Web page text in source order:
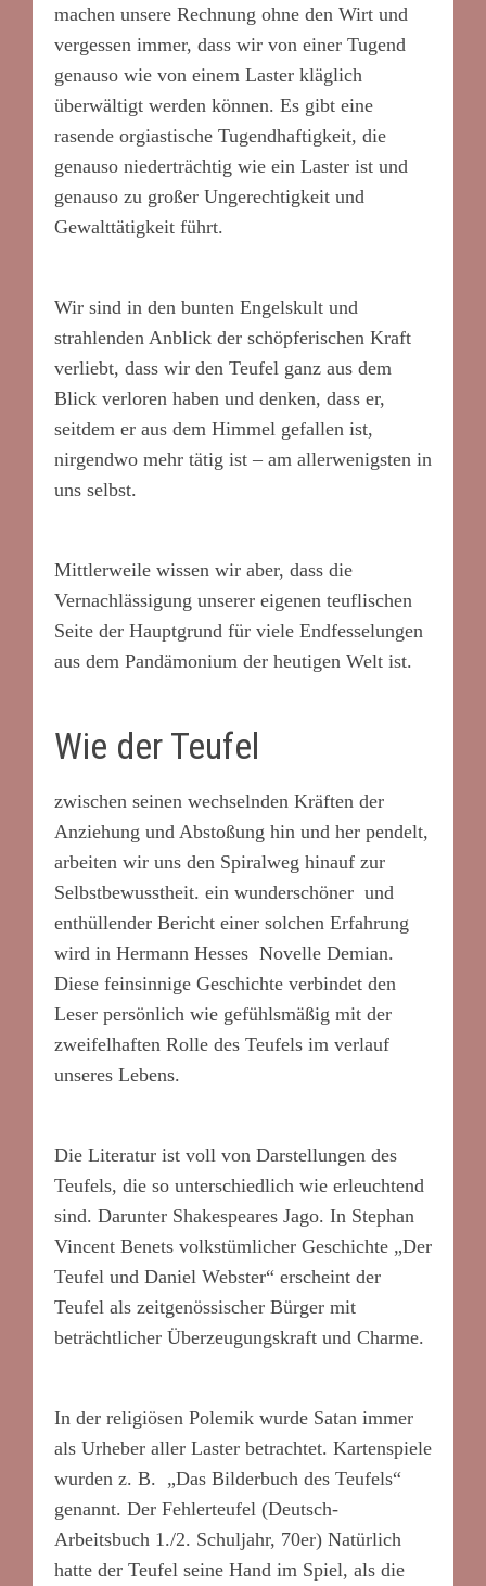
machen unsere Rechnung ohne den Wirt und
vergessen immer, dass wir von einer Tugend
genauso wie von einem Laster kläglich
überwältigt werden können. Es gibt eine
rasende orgiastische Tugendhaftigkeit, die
genauso niederträchtig wie ein Laster ist und
genauso zu großer Ungerechtigkeit und
Gewalttätigkeit führt.
Wir sind in den bunten Engelskult und
strahlenden Anblick der schöpferischen Kraft
verliebt, dass wir den Teufel ganz aus dem
Blick verloren haben und denken, dass er,
seitdem er aus dem Himmel gefallen ist,
nirgendwo mehr tätig ist – am allerwenigsten in
uns selbst.
Mittlerweile wissen wir aber, dass die
Vernachlässigung unserer eigenen teuflischen
Seite der Hauptgrund für viele Endfesselungen
aus dem Pandämonium der heutigen Welt ist.
Wie der Teufel
zwischen seinen wechselnden Kräften der
Anziehung und Abstoßung hin und her pendelt,
arbeiten wir uns den Spiralweg hinauf zur
Selbstbewusstheit. ein wunderschöner und
enthüllender Bericht einer solchen Erfahrung
wird in Hermann Hesses Novelle Demian.
Diese feinsinnige Geschichte verbindet den
Leser persönlich wie gefühlsmäßig mit der
zweifelhaften Rolle des Teufels im verlauf
unseres Lebens.
Die Literatur ist voll von Darstellungen des
Teufels, die so unterschiedlich wie erleuchtend
sind. Darunter Shakespeares Jago. In Stephan
Vincent Benets volkstümlicher Geschichte „Der
Teufel und Daniel Webster“ erscheint der
Teufel als zeitgenössischer Bürger mit
beträchtlicher Überzeugungskraft und Charme.
In der religiösen Polemik wurde Satan immer
als Urheber aller Laster betrachtet. Kartenspiele
wurden z. B. „Das Bilderbuch des Teufels“
genannt. Der Fehlerteufel (Deutsch-
Arbeitsbuch 1./2. Schuljahr, 70er) Natürlich
hatte der Teufel seine Hand im Spiel, als die